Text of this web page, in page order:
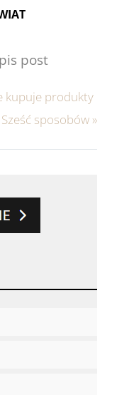
post
kupuje produkty
Sześć sposobów »